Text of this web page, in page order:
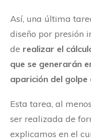
Así, una última
diseño por presión
de realizar el
que se generarán
aparición del golpe
Esta tarea, al
ser realizada de
explicamos en el